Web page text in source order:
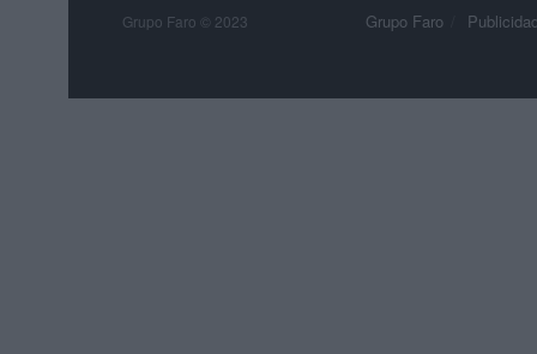
Grupo Faro Publicidad
Grupo Faro © 2023